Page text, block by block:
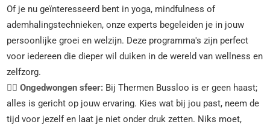
Of je nu geïnteresseerd bent in yoga, mindfulness of
ademhalingstechnieken, onze experts begeleiden je in jouw
persoonlijke groei en welzijn. Deze programma's zijn perfect
voor iedereen die dieper wil duiken in de wereld van wellness en
zelfzorg.
🧖‍♀️ Ongedwongen sfeer: Bij Thermen Bussloo is er geen haast;
alles is gericht op jouw ervaring. Kies wat bij jou past, neem de
tijd voor jezelf en laat je niet onder druk zetten. Niks moet,